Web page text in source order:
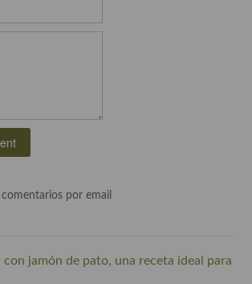
La Mancha
por email
con jamón de pato, una receta ideal para